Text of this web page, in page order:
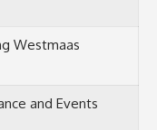
Westmaas
and Events